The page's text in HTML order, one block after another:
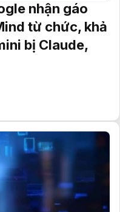
nhận gáo
từ chức, khả
bị Claude,